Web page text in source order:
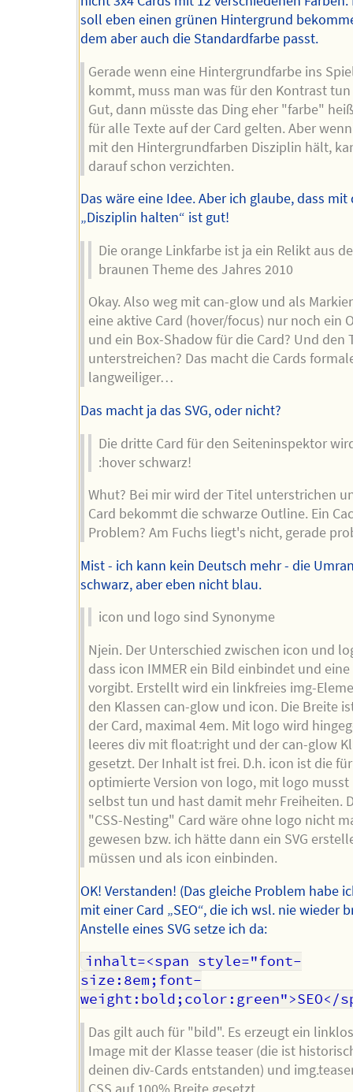
soll eben einen grünen Hintergrund
dem aber auch die Standardfarbe passt.
Gerade wenn eine Hintergrundfarbe ins
kommt, muss man was für den Kontrast
Gut, dann müsste das Ding eher "farbe"
für alle Texte auf der Card gelten. Aber
mit den Hintergrundfarben Disziplin hält,
darauf schon verzichten.
Das wäre eine Idee. Aber ich glaube, dass mit
„Disziplin halten“ ist gut!
Die orange Linkfarbe ist ja ein Relikt aus
braunen Theme des Jahres 2010
Okay. Also weg mit can-glow und als
eine aktive Card (hover/focus) nur noch ein
und ein Box-Shadow für die Card? Und den
unterstreichen? Das macht die Cards
langweiliger…
Das macht ja das SVG, oder nicht?
Die dritte Card für den Seiteninspektor
:hover schwarz!
Whut? Bei mir wird der Titel unterstrichen
Card bekommt die schwarze Outline. Ein
Problem? Am Fuchs liegt's nicht, gerade
Mist - ich kann kein Deutsch mehr - die
schwarz, aber eben nicht blau.
icon und logo sind Synonyme
Njein. Der Unterschied zwischen icon und
dass icon IMMER ein Bild einbindet und
vorgibt. Erstellt wird ein linkfreies img-
den Klassen can-glow und icon. Die Breite
der Card, maximal 4em. Mit logo wird
leeres div mit float:right und der can-glow
gesetzt. Der Inhalt ist frei. D.h. icon ist die
optimierte Version von logo, mit logo musst
selbst tun und hast damit mehr Freiheiten.
"CSS-Nesting" Card wäre ohne logo nicht
gewesen bzw. ich hätte dann ein SVG
müssen und als icon einbinden.
OK! Verstanden! (Das gleiche Problem habe
mit einer Card „SEO“, die ich wsl. nie wieder
Anstelle eines SVG setze ich da:
inhalt=<span style="font-
size:8em;font-
weight:bold;color:green">SEO</
Das gilt auch für "bild". Es erzeugt ein
Image mit der Klasse teaser (die ist
deinen div-Cards entstanden) und